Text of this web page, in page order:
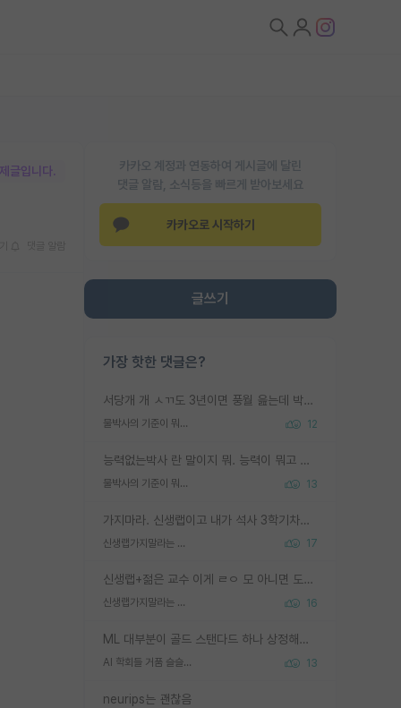
카카오 계정과 연동하여 게시글에 달린
댓글 알람, 소식등을 빠르게 받아보세요
카카오로 시작하기
글쓰기
가장 핫한 댓글은?
서당개 개 ㅅㄲ도 3년이면 풍월 읊는데 박사 5년 이상 대리고 있으면서 물된건 교수 탓 맞는ㄱ게 거기가 서당이 아니란 소리임
물박사의 기준이 뭐임? 12
능력없는박사 란 말이지 뭐. 능력이 뭐고 능력이 있다는게 뭔지는 사람마다 기준이 다르니까 얘기해봐야 서로 자기 기준만 얘기해서 논쟁이 끝이 안나고. 주위에서 능력있고 야심있는 신입생이 교수가 유의미한 피드백을 아예 안주면서 제대로된 과제에 참여해볼 기회도 제공하지 않고 잡일 뺑뺑이만 돌려서 맨날 단순작업만 하면서 밤새다가 눈빛이 점점 죽어가는걸 본 사람은 물박사는 교수탓이라고 하고, 교수는 이것저것 알려도 주고 기회도 주고 사수 동기 붙여주면서 어떻게든 끌고가려고 하는데 본인이 매일 뺀질거리면서 출근 하는둥마는둥 하다가 기껏 와서도 폰이나 쳐다보다가 실험 망치고 저녁약속있어서 먼저 가볼게요~ 하는걸 본 사람은 물박사는 본인탓이라고 함.
물박사의 기준이 뭐임? 13
가지마라. 신생랩이고 내가 석사 3학기차인데 최고참인데 나도 아무것도 모르는데 교수가 후배들 왜 논문 교육 안시키냐. 논문 왜 안 써오냐 닦달한다
신생랩가지말라는 이유가 있었구나 17
신생랩+젊은 교수 이게 ㄹㅇ 모 아니면 도인듯.
신생랩가지말라는 이유가 있었구나 16
ML 대부분이 골드 스탠다드 하나 상정해놓고 (벤치마크 데이터셋이 여러 개면 여러 개 상정) 그거 얼마나 잘 맞추나 싸움임 가끔 번뜩이는 설계 철학을 보여주는 논문들도 있지만 대부분 그거 성적 얼마나 더 올리느라에 혈안이 되어 있는 측면이 잇음
AI 학회들 거품 슬슬 지적이 나오네요 13
neurips는 괜찮음
글입니다.